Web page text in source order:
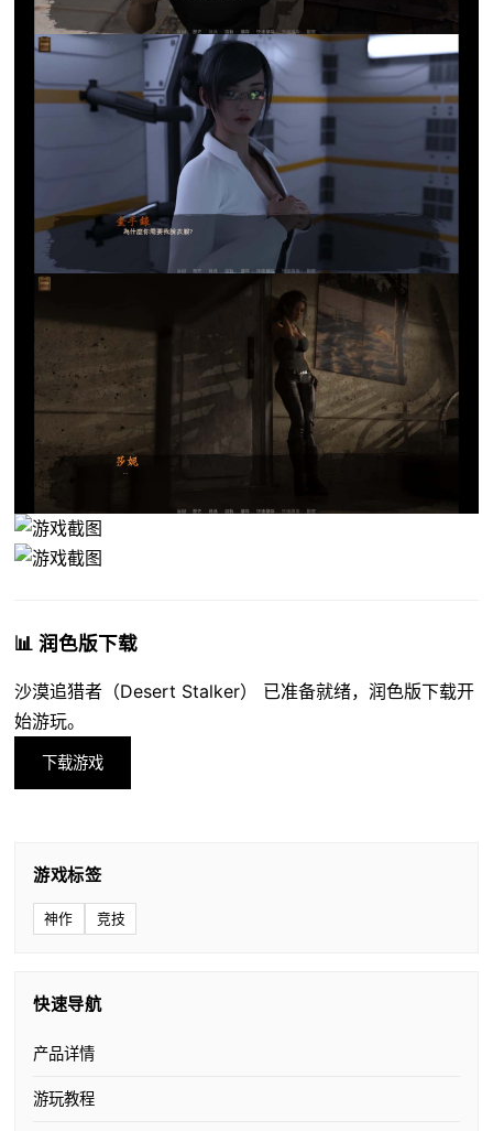
📊 润色版下载
沙漠追猎者（Desert Stalker） 已准备就绪，润色版下载开
始游玩。
下载游戏
游戏标签
神作 竞技
快速导航
产品详情
游玩教程